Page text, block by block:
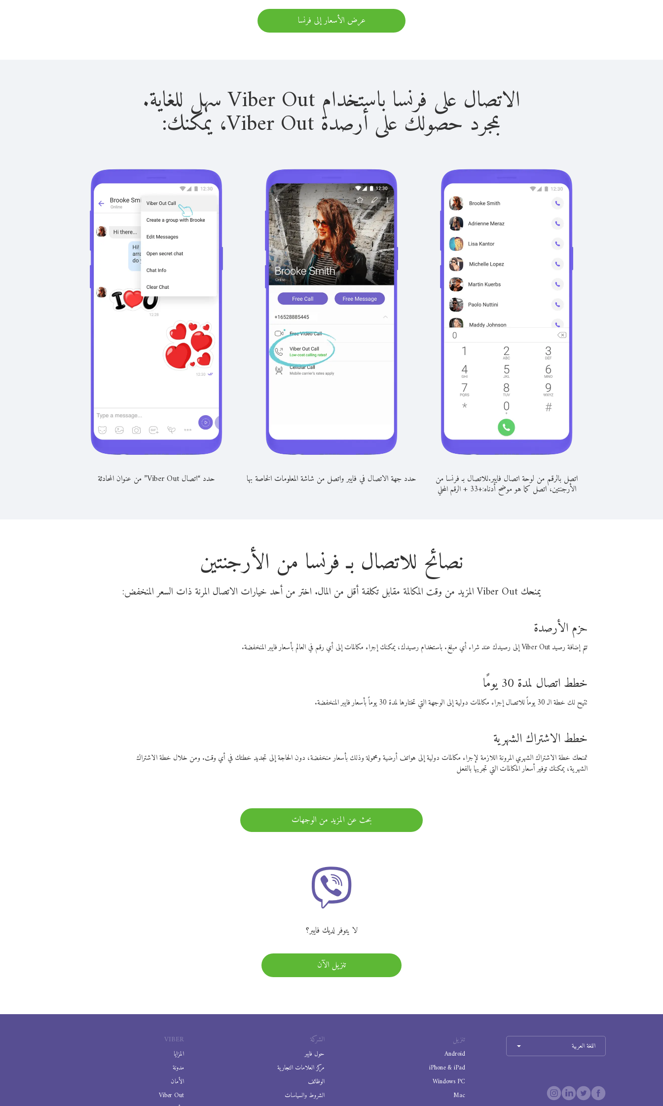
عرض الأسعار إلى فرنسا
الاتصال على فرنسا باستخدام Viber Out سهل للغاية.
بمجرد حصولك على أرصدة Viber Out، يمكنك:
اتصل بالرقم من لوحة اتصال فايبر.للاتصال بـ فرنسا من
الأرجنتين، اتصل كما هو موضح أدناه:+
33
+الرقم المحلي
حدد جهة الاتصال في فايبر واتصل من شاشة المعلومات الخاصة بها حدد “اتصال Viber Out” من عنوان المحادثة
نصائح للاتصال بـ فرنسا من الأرجنتين
يمنحك Viber Out المزيد من وقت المكالمة مقابل تكلفة أقل من المال. اختر من أحد خيارات الاتصال المرنة ذات السعر المنخفض:
حزم الأرصدة
تتم إضافة رصيد Viber Out إلى رصيدك عند شراء أي مبلغ. باستخدام رصيدك، يمكنك إجراء مكالمات إلى أي رقم في العالم بأسعار فايبر المنخفضة.
خطط اتصال لمدة 30 يومًا
تتيح لك خطة الـ 30 يوماً للاتصال إجراء مكالمات دولية إلى الوجهة التي تختارها لمدة 30 يوماً بأسعار فايبر المنخفضة.
خطط الاشتراك الشهرية
تمنحك خطة الاشتراك الشهري المرونة اللازمة لإجراء مكالمات دولية إلى هواتف أرضية ومحمولة وذلك بأسعار منخفضة، دون الحاجة إلى تجديد خطتك في أي وقت. ومن خلال خطة الاشتراك
الشهرية، يمكنك توفير أسعار المكالمات التي تجريها بالفعل
بحث عن المزيد من الوجهات
لا يتوفر لديك فايبر؟
تنزيل الآن
VIBER
المزايا
مدونة
الأمان
Viber Out
الشركة
حول فايبر
مركز العلامات التجارية
الوظائف
الشروط والسياسات
تنزيل
Android
iPhone & iPad
Windows PC
Mac
اللغة العربية